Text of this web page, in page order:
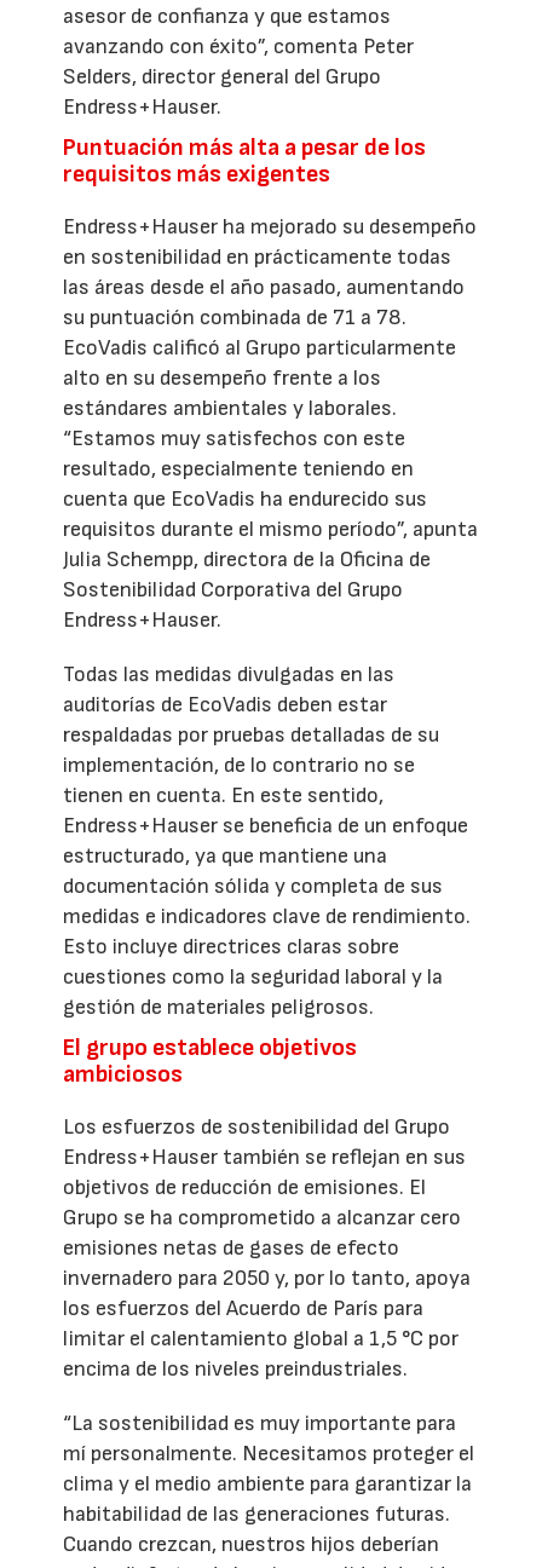
asesor de confianza y que estamos
avanzando con éxito”, comenta Peter
Selders, director general del Grupo
Endress+Hauser.
Puntuación más alta a pesar de los
requisitos más exigentes
Endress+Hauser ha mejorado su desempeño
en sostenibilidad en prácticamente todas
las áreas desde el año pasado, aumentando
su puntuación combinada de 71 a 78.
EcoVadis calificó al Grupo particularmente
alto en su desempeño frente a los
estándares ambientales y laborales.
“Estamos muy satisfechos con este
resultado, especialmente teniendo en
cuenta que EcoVadis ha endurecido sus
requisitos durante el mismo período”, apunta
Julia Schempp, directora de la Oficina de
Sostenibilidad Corporativa del Grupo
Endress+Hauser.
Todas las medidas divulgadas en las
auditorías de EcoVadis deben estar
respaldadas por pruebas detalladas de su
implementación, de lo contrario no se
tienen en cuenta. En este sentido,
Endress+Hauser se beneficia de un enfoque
estructurado, ya que mantiene una
documentación sólida y completa de sus
medidas e indicadores clave de rendimiento.
Esto incluye directrices claras sobre
cuestiones como la seguridad laboral y la
gestión de materiales peligrosos.
El grupo establece objetivos
ambiciosos
Los esfuerzos de sostenibilidad del Grupo
Endress+Hauser también se reflejan en sus
objetivos de reducción de emisiones. El
Grupo se ha comprometido a alcanzar cero
emisiones netas de gases de efecto
invernadero para 2050 y, por lo tanto, apoya
los esfuerzos del Acuerdo de París para
limitar el calentamiento global a 1,5 °C por
encima de los niveles preindustriales.
“La sostenibilidad es muy importante para
mí personalmente. Necesitamos proteger el
clima y el medio ambiente para garantizar la
habitabilidad de las generaciones futuras.
Cuando crezcan, nuestros hijos deberían